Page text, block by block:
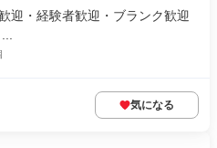
迎・経験者歓迎・ブランク歓迎
気になる